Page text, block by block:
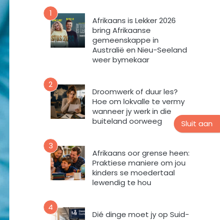
u
u
s
b
e
f
v
o
r
m
i
e
v
u
e
m
e
k
a
a
1
Afrikaans is Lekker 2026
bring Afrikaanse
gemeenskappe in
Australië en Nieu-Seeland
weer bymekaar
2
Droomwerk of duur les?
Hoe om lokvalle te vermy
wanneer jy werk in die
buiteland oorweeg
3
Afrikaans oor grense heen:
Praktiese maniere om jou
kinders se moedertaal
lewendig te hou
4
Dié dinge moet jy op Suid-
Sluit aan